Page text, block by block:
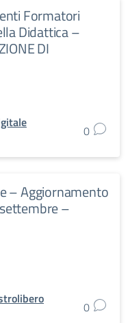
Formatori
Didattica –
DI
0
– Aggiornamento
–
0